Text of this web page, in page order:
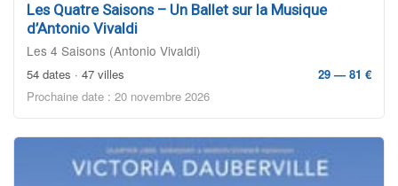
Les Quatre Saisons – Un Ballet sur la Musique
d’Antonio Vivaldi
Les 4 Saisons (Antonio Vivaldi)
54 dates · 47 villes
29 — 81 €
Prochaine date : 20 novembre 2026